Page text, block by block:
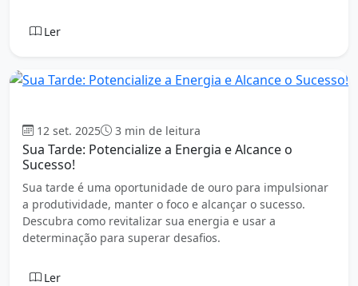
Ler
12 set. 2025 3 min de leitura
Sua Tarde: Potencialize a Energia e Alcance o
Sucesso!
Sua tarde é uma oportunidade de ouro para impulsionar
a produtividade, manter o foco e alcançar o sucesso.
Descubra como revitalizar sua energia e usar a
determinação para superar desafios.
Ler